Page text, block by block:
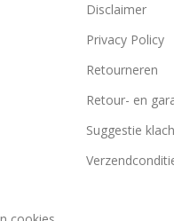
Disclaimer
Privacy Policy
Retourneren
Retour- en
Suggestie